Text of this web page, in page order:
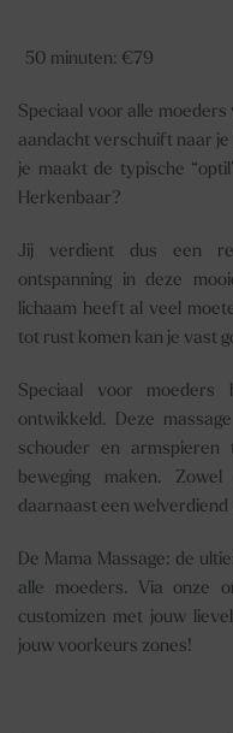
50 minuten: €79
Speciaal voor alle
aandacht verschuift naar
je maakt de typische
Herkenbaar?
Jij verdient dus een
ontspanning in deze
lichaam heeft al veel
tot rust komen kan je vast
Speciaal voor
ontwikkeld. Deze
schouder en
beweging maken.
daarnaast een
De Mama Massage: de
alle moeders. Via onze
customizen met jouw
jouw voorkeurs zones!